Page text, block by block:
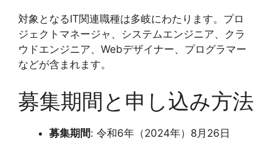
対象となるIT関連職種は多岐にわたります。プロ
ジェクトマネージャ、システムエンジニア、クラ
ウドエンジニア、Webデザイナー、プログラマー
などが含まれます。
募集期間と申し込み方法
募集期間: 令和6年（2024年）8月26日